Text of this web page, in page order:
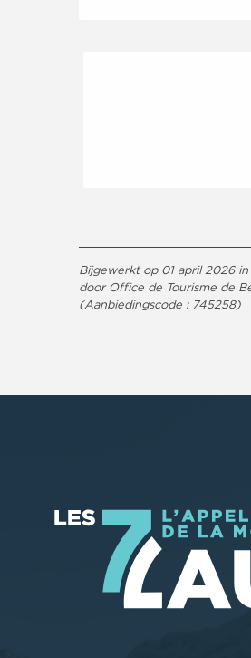
Bijgewerkt op 01 april 2026 in
door Office de Tourisme de
(Aanbiedingscode : 745258)